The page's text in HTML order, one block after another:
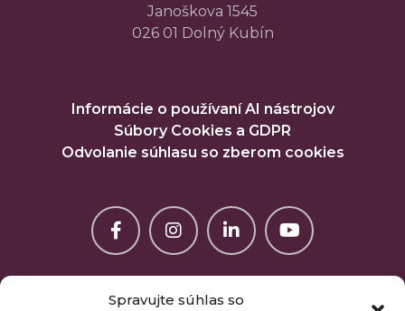
Spravujte súhlas so
Janoškova 1545
026 01 Dolný Kubín
Informácie o používaní AI nástrojov
Súbory Cookies a GDPR
Odvolanie súhlasu so zberom cookies